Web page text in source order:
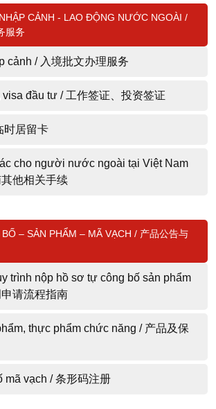
CẢNH - LAO ĐỘNG NƯỚC NGOÀI /
服务
cảnh / 入境批文办理服务
đầu tư / 工作签证、投资签证
时居留卡
cho người nước ngoài tại Việt Nam
他相关手续
– SẢN PHẨM – MÃ VẠCH / 产品公告与
trình nộp hồ sơ tự công bố sản phẩm
请流程指南
thực phẩm chức năng / 产品及保
mã vạch / 条形码注册